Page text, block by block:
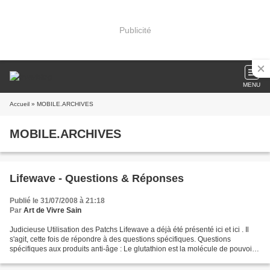
Publicité
MENU
Accueil » MOBILE.ARCHIVES
MOBILE.ARCHIVES
Lifewave - Questions & Réponses
Publié le 31/07/2008 à 21:18
Par Art de Vivre Sain
Judicieuse Utilisation des Patchs Lifewave a déjà été présenté ici et ici . Il
s'agit, cette fois de répondre à des questions spécifiques. Questions
spécifiques aux produits anti-âge : Le glutathion est la molécule de pouvoir